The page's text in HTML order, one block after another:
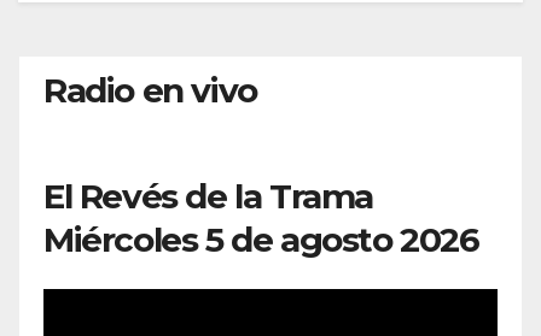
Radio en vivo
El Revés de la Trama
Miércoles 5 de agosto 2026